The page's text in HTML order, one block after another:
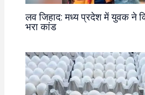
लव जिहाद: मध्य प्रदेश में युवक ने
भरा कांड